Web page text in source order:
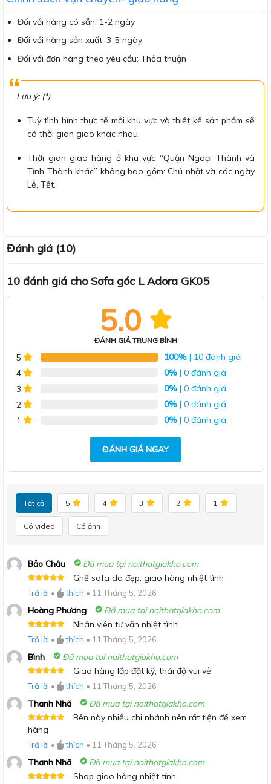
Đối với hàng có sẵn: 1-2 ngày
Đối với hàng sản xuất: 3-5 ngày
Đối với đơn hàng theo yêu cầu: Thỏa thuận
Lưu ý: (*)
Tuỳ tình hình thực tế mỗi khu vực và thiết kế sản phẩm sẽ
có thời gian giao khác nhau.
Thời gian giao hàng ở khu vực “Quận Ngoại Thành và
Tỉnh Thành khác” không bao gồm: Chủ nhật và các ngày
Lễ, Tết.
Đánh giá (10)
10 đánh giá choSofa góc L Adora GK05
5.0
ĐÁNH GIÁ TRUNG BÌNH
5 100% | 10 đánh giá
4
0% | 0 đánh giá
3
0% | 0 đánh giá
2
0% | 0 đánh giá
1
0% | 0 đánh giá
ĐÁNH GIÁ NGAY
Tất cả 5 4 3 2 1
Có video Có ảnh
Bảo Châu Đã mua tại noithatgiakho.com
hạng5
5
Ghế sofa da đẹp, giao hàng nhiệt tình
Trả lời • thích • 11 Tháng 5, 2026
Hoàng Phương Đã mua tại noithatgiakho.com
hạng5
5
Nhân viên tư vấn nhiệt tình
Trả lời • thích • 11 Tháng 5, 2026
Bình Đã mua tại noithatgiakho.com
hạng5
5
Giao hàng lắp đặt kỹ, thái độ vui vẻ
Trả lời • thích • 11 Tháng 5, 2026
Thanh Nhã Đã mua tại noithatgiakho.com
Được xếp
hạng5
sao
Bên này nhiều chi nhánh nên rất tiện để xem
hàng
Trả lời • thích • 11 Tháng 5, 2026
Thanh Nhã Đã mua tại noithatgiakho.com
Shop giao hàng nhiệt tính